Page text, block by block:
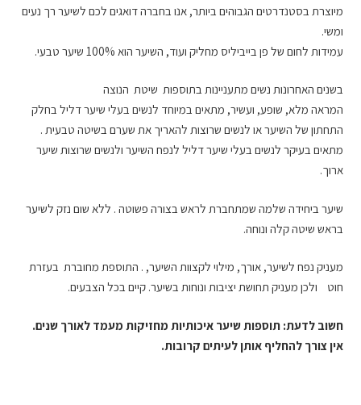
מיוצרת בסטנדרטים הגבוהים ביותר, אנו בחברה דואגים לכם לשיער רך נעים
ומשי.
עמידות לחום של פן בייביליס מחליק ועוד, השיער הוא 100% שיער טבעי.
בשנים האחרונות נשים מתעניינות בתוספות שיטת הנוצה
המראה מלא, שופע, ועשיר, מתאים במיוחד לנשים בעלי שיער דליל בחלק
התחתון של השיער או לנשים שרוצות להאריך את שערם בשיטה טבעית .
מתאים בעיקר לנשים בעלי שיער דליל לנפח השיער ולנשים שרוצות שיער
ארוך.
שיער ביחידה שלמה שמתחברת לראש בצורה פשוטה . ללא שום נזק לשיער
בראש שיטה קלה ונוחה.
מעניק נפח לשיער, אורך, מילוי לקצוות השיער, . התוספת מחוברת בעזרת
חוט ולכן מעניק תחושת יציבות ונוחות בשיער. קיים בכל הצבעים.
חשוב לדעת: תוספות שיער איכותיות מחזיקות מעמד לאורך שנים.
אין צורך להחליף אותן לעיתים קרובות.